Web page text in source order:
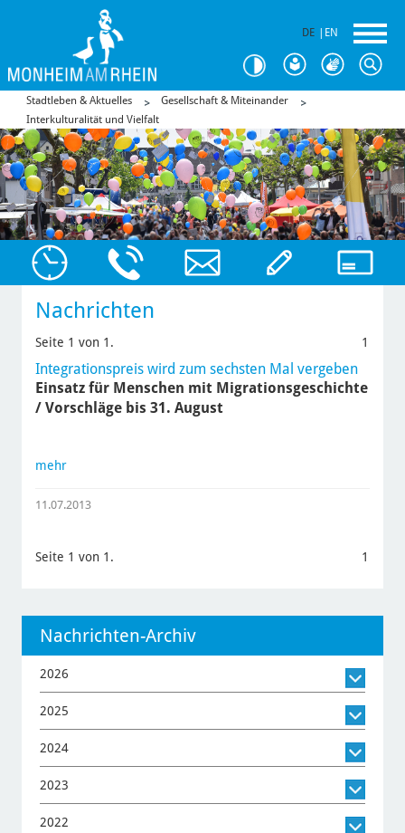
DE EN
Stadtleben & Aktuelles
Gesellschaft & Miteinander
Interkulturalität und Vielfalt
Nachrichten
Seite 1 von 1. 1
Integrationspreis wird zum sechsten Mal vergeben
Einsatz für Menschen mit Migrationsgeschichte
/ Vorschläge bis 31. August
mehr
11.07.2013
Seite 1 von 1. 1
Nachrichten-Archiv
2026
2025
2024
2023
2022